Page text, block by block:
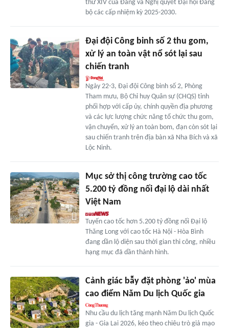
thứ XIV của Đảng và Nghị quyết Đại hội Đảng
bộ các cấp nhiệm kỳ 2025-2030.
Đại đội Công binh số 2 thu gom,
xử lý an toàn vật nổ sót lại sau
chiến tranh
Ngày 22-3, Đại đội Công binh số 2, Phòng
Tham mưu, Bộ Chỉ huy Quân sự (CHQS) tỉnh
phối hợp với cấp ủy, chính quyền địa phương
và các lực lượng chức năng tổ chức thu gom,
vận chuyển, xử lý an toàn bom, đạn còn sót lại
sau chiến tranh trên địa bàn xã Nha Bích và xã
Lộc Ninh.
Mục sở thị công trường cao tốc
5.200 tỷ đồng nối đại lộ dài nhất
Việt Nam
Tuyến cao tốc hơn 5.200 tỷ đồng nối Đại lộ
Thăng Long với cao tốc Hà Nội - Hòa Bình
đang dần lộ diện sau thời gian thi công, nhiều
hạng mục đã dần thành hình.
Cảnh giác bẫy đặt phòng 'ảo' mùa
cao điểm Năm Du lịch Quốc gia
Nhu cầu du lịch tăng mạnh Năm Du lịch Quốc
gia - Gia Lai 2026, kéo theo chiêu trò giả mạo